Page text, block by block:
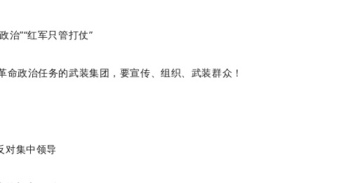
治”“红军只管打仗”
政治任务的武装集团，要宣传、组织、武装群众！
对集中领导